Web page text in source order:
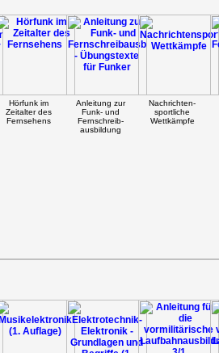
Hörfunk im
Zeitalter des
Fernsehens
Anleitung zur
Funk- und
Fernschreib-
ausbildung
Nachrichten-
sportliche
Wettkämpfe